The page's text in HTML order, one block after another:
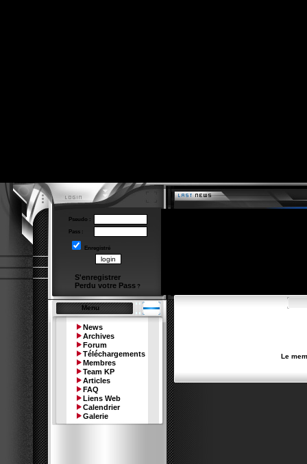
Pseudo :
Pass :
Enregistré
S'enregistrer
Perdu votre Pass ?
Menu
News
Archives
Forum
Téléchargements
Membres
Team KP
Articles
FAQ
Liens Web
Calendrier
Galerie
Le